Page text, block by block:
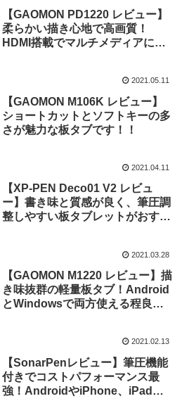
【GAOMON PD1220 レビュー】
柔らかい描き心地で高画質！
HDMI搭載でマルチメディアに使
2021.05.11
【GAOMON M106K レビュー】
ショートカットとソフトキーの多
さが魅力な板タブです！！
2021.04.11
【XP-PEN Deco01 V2 レビュ
ー】書き味と質感が良く、筆圧調
整しやすい板タブレットがおすす
2021.03.28
【GAOMON M1220 レビュー】描
き味抜群の軽量板タブ！Android
とWindowsで両方使える程良い
2021.02.13
【SonarPenレビュー】筆圧機能
付きでコストパフォーマンス最
強！AndroidやiPhone、iPadで